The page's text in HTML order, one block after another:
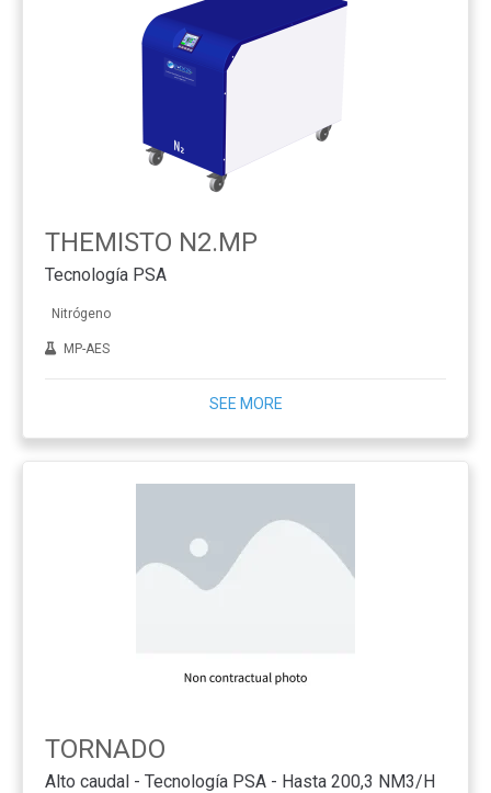
THEMISTO N2.MP
Tecnología PSA
Nitrógeno
MP-AES
SEE MORE
TORNADO
Alto caudal - Tecnología PSA - Hasta 200,3 NM3/H